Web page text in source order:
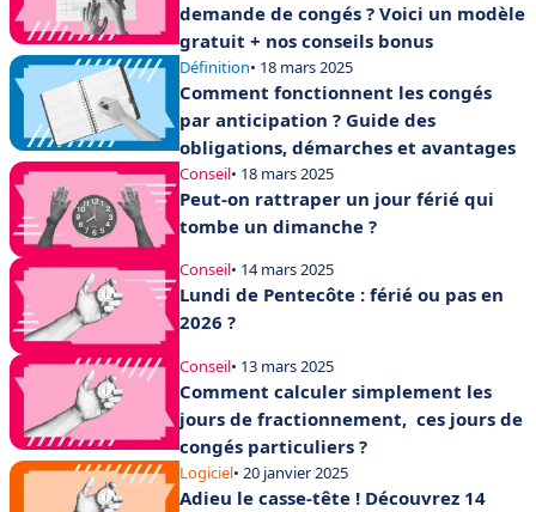
demande de congés ? Voici un modèle
gratuit + nos conseils bonus
Définition• 18 mars 2025
Comment fonctionnent les congés
par anticipation ? Guide des
obligations, démarches et avantages
Conseil• 18 mars 2025
Peut-on rattraper un jour férié qui
tombe un dimanche ?
Conseil• 14 mars 2025
Lundi de Pentecôte : férié ou pas en
2026 ?
Conseil• 13 mars 2025
Comment calculer simplement les
jours de fractionnement, ces jours de
congés particuliers ?
Logiciel• 20 janvier 2025
Adieu le casse-tête ! Découvrez 14